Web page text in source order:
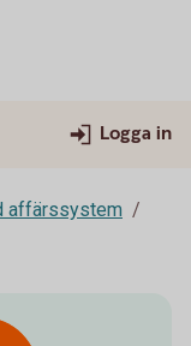
Logga in
affärssystem